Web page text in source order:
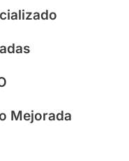
Mejorada